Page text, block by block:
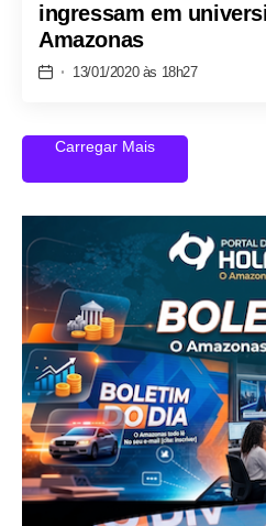
ingressam em
Amazonas
13/01/2020 às 18h27
Carregar Mais